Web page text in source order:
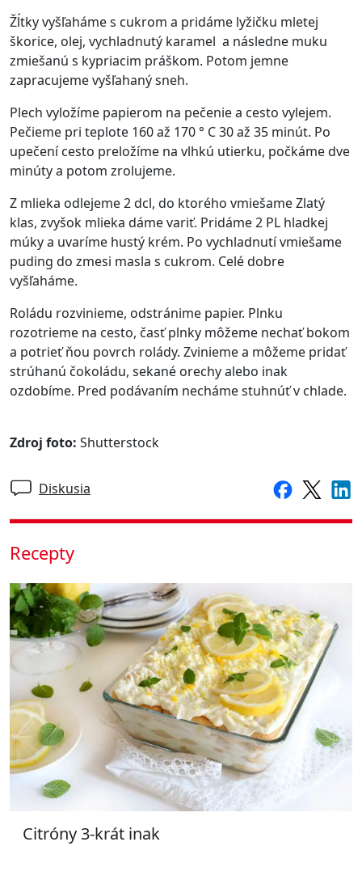
Žĺtky vyšľaháme s cukrom a pridáme lyžičku mletej
škorice, olej, vychladnutý karamel a následne muku
zmiešanú s kypriacim práškom. Potom jemne
zapracujeme vyšľahaný sneh.
Plech vyložíme papierom na pečenie a cesto vylejem.
Pečieme pri teplote 160 až 170 ° C 30 až 35 minút. Po
upečení cesto preložíme na vlhkú utierku, počkáme dve
minúty a potom zrolujeme.
Z mlieka odlejeme 2 dcl, do ktorého vmiešame Zlatý
klas, zvyšok mlieka dáme variť. Pridáme 2 PL hladkej
múky a uvaríme hustý krém. Po vychladnutí vmiešame
puding do zmesi masla s cukrom. Celé dobre
vyšľaháme.
Roládu rozvinieme, odstránime papier. Plnku
rozotrieme na cesto, časť plnky môžeme nechať bokom
a potrieť ňou povrch rolády. Zvinieme a môžeme pridať
strúhanú čokoládu, sekané orechy alebo inak
ozdobíme. Pred podávaním necháme stuhnúť v chlade.
Zdroj foto: Shutterstock
Diskusia
Recepty
Citróny 3-krát inak